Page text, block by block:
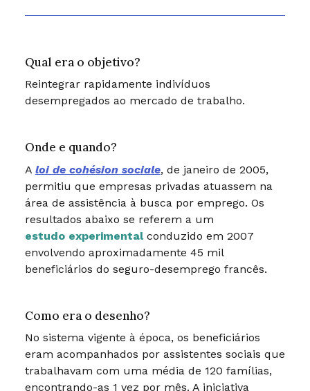
Qual era o objetivo?
Reintegrar rapidamente indivíduos
desempregados ao mercado de trabalho.
Onde e quando?
A loi de cohésion sociale, de janeiro de 2005,
permitiu que empresas privadas atuassem na
área de assistência à busca por emprego. Os
resultados abaixo se referem a um
estudo experimentalconduzido em 2007
envolvendo aproximadamente 45 mil
beneficiários do seguro-desemprego francês.
Como era o desenho?
No sistema vigente à época, os beneficiários
eram acompanhados por assistentes sociais que
trabalhavam com uma média de 120 famílias,
encontrando-as 1 vez por mês. A iniciativa